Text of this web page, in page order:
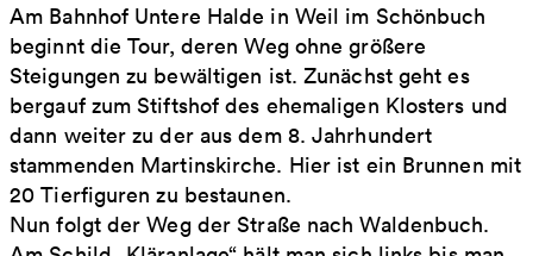
Am Bahnhof Untere Halde in Weil im Schönbuch
beginnt die Tour, deren Weg ohne größere
Steigungen zu bewältigen ist. Zunächst geht es
bergauf zum Stiftshof des ehemaligen Klosters und
dann weiter zu der aus dem 8. Jahrhundert
stammenden Martinskirche. Hier ist ein Brunnen mit
20 Tierfiguren zu bestaunen.
Nun folgt der Weg der Straße nach Waldenbuch.